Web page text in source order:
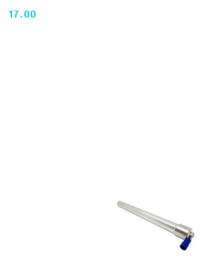
Cena:
17.00